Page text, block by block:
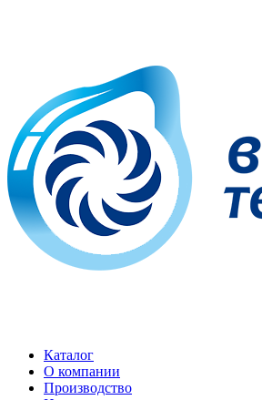
Каталог
О компании
Производство